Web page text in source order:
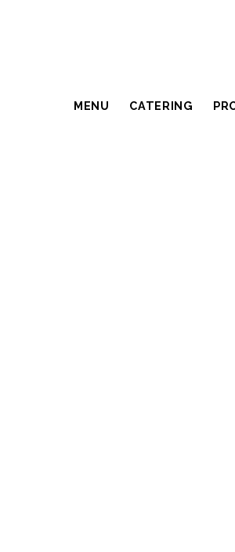
MENU CATERING